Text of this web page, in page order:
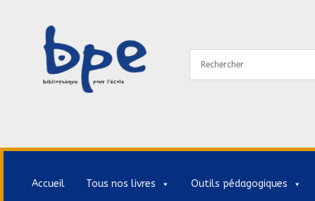
Accueil Tous nos livres Outils pédagogiques